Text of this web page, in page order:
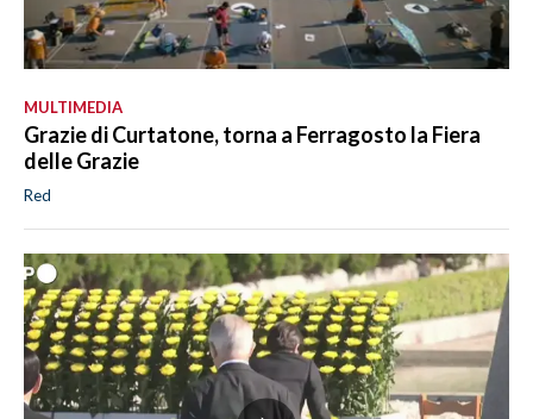
MULTIMEDIA
Grazie di Curtatone, torna a Ferragosto la Fiera
delle Grazie
Red